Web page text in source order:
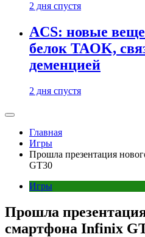
2 дня спустя
ACS: новые
белок TAOK,
деменцией
2 дня спустя
Главная
Игры
Прошла презентация
GT30
Игры
Прошла
смартфона Infinix